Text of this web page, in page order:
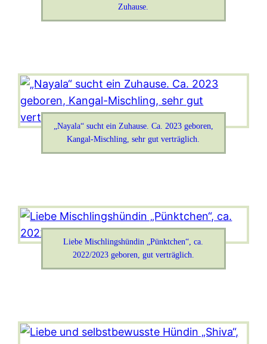
Zuhause.
„Nayala“ sucht ein Zuhause. Ca. 2023 geboren,
Kangal-Mischling, sehr gut verträglich.
Liebe Mischlingshündin „Pünktchen“, ca.
2022/2023 geboren, gut verträglich.